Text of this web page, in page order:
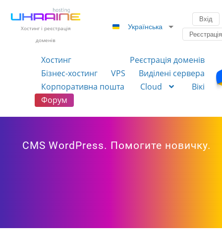
Хостинг і реєстрація
доменів
Українська
Вхід
Реєстрація
Хостинг
Реєстрація доменів
Бізнес-хостинг
VPS
Виділені сервера
Корпоративна пошта
Cloud
Вікі
Форум
CMS WordPress. Помогите новичку.